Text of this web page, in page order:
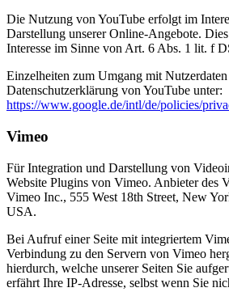
Die Nutzung von YouTube erfolgt im
Darstellung unserer Online-Angebote.
Interesse im Sinne von Art. 6 Abs. 1 lit. f
Einzelheiten zum Umgang mit
Datenschutzerklärung von YouTube unter:
https://www.google.de/intl/de/policies/
Vimeo
Für Integration und Darstellung von
Website Plugins von Vimeo. Anbieter des
Vimeo Inc., 555 West 18th Street, New
USA.
Bei Aufruf einer Seite mit integriertem
Verbindung zu den Servern von Vimeo
hierdurch, welche unserer Seiten Sie
erfährt Ihre IP-Adresse, selbst wenn Sie